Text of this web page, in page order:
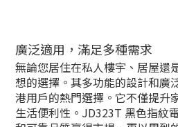
廣泛適用，滿足多種需求
無論您居住在私人樓宇、居屋還
想的選擇。其多功能的設計和廣
港用戶的熱門選擇。它不僅提升
生活便利性。JD323T 黑色指紋